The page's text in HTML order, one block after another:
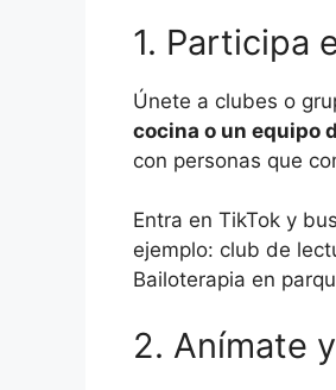
1. Participa
Únete a clubes o
cocina o un equipo
con personas que
Entra en TikTok y
ejemplo: club de
Bailoterapia en
2. Anímate